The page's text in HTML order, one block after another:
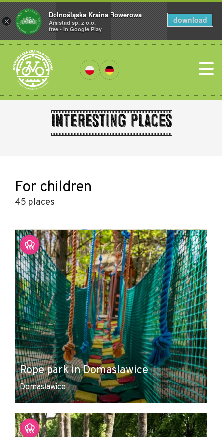
Interesting places
For children
45 places
+
−
Rope park in Domaslawice
Domasławice
×
Dolnośląska Kraina Rowerowa
Amistad sp. z o.o.
free - In Google Play
download